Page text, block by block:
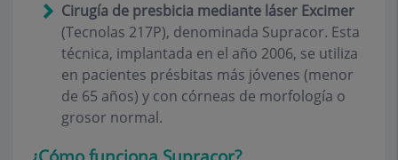
Cirugía de presbicia mediante láser Excimer
(Tecnolas 217P), denominada Supracor. Esta
técnica, implantada en el año 2006, se utiliza
en pacientes présbitas más jóvenes (menor
de 65 años) y con córneas de morfología o
grosor normal.